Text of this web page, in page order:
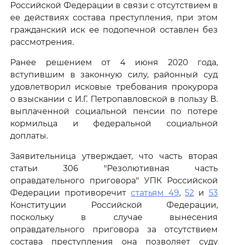
Российской Федерации в связи с отсутствием в
ее действиях состава преступления, при этом
гражданский иск ее подопечной оставлен без
рассмотрения.
Ранее решением от 4 июня 2020 года,
вступившим в законную силу, районный суд
удовлетворил исковые требования прокурора
о взыскании с И.Г. Петропавловской в пользу В.
выплаченной социальной пенсии по потере
кормильца и федеральной социальной
доплаты.
Заявительница утверждает, что часть вторая
статьи 306 "Резолютивная часть
оправдательного приговора" УПК Российской
Федерации противоречит статьям 49,52 и53
Конституции Российской Федерации,
поскольку в случае вынесения
оправдательного приговора за отсутствием
состава преступления она позволяет суду